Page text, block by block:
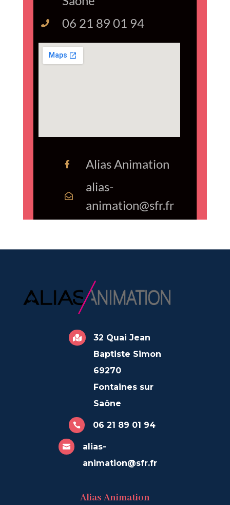
06 21 89 01 94
Alias Animation
alias-
animation@sfr.fr

32 Quai Jean
Baptiste Simon
69270
Fontaines sur
Saône
 06 21 89 01 94

alias-
animation@sfr.fr
Alias Animation